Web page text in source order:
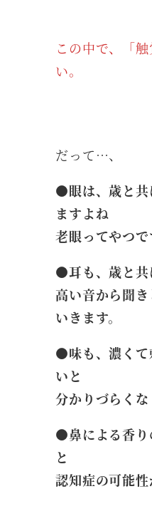
この中で、「
い。
だって…、
●眼は、歳と共
ますよね
老眼ってやつで
●耳も、歳と共
高い音から聞
いきます。
●味も、濃くて
いと
分かりづらくな
●鼻による香り
と
認知症の可能性